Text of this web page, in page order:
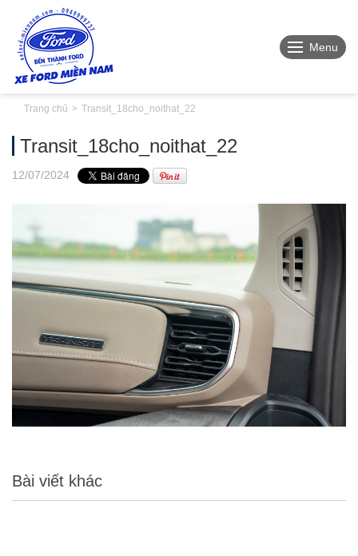
Menu
Trang chủ Transit_18cho_noithat_22
Transit_18cho_noithat_22
12/07/2024
Bài viết khác